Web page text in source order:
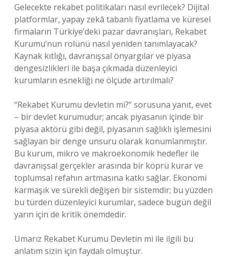
Gelecekte rekabet politikaları nasıl evrilecek? Dijital
platformlar, yapay zekâ tabanlı fiyatlama ve küresel
firmaların Türkiye’deki pazar davranışları, Rekabet
Kurumu’nun rolünü nasıl yeniden tanımlayacak?
Kaynak kıtlığı, davranışsal önyargılar ve piyasa
dengesizlikleri ile başa çıkmada düzenleyici
kurumların esnekliği ne ölçüde artırılmalı?
“Rekabet Kurumu devletin mi?” sorusuna yanıt, evet
– bir devlet kurumudur; ancak piyasanın içinde bir
piyasa aktörü gibi değil, piyasanın sağlıklı işlemesini
sağlayan bir denge unsuru olarak konumlanmıştır.
Bu kurum, mikro ve makroekonomik hedefler ile
davranışsal gerçekler arasında bir köprü kurar ve
toplumsal refahın artmasına katkı sağlar. Ekonomi
karmaşık ve sürekli değişen bir sistemdir; bu yüzden
bu türden düzenleyici kurumlar, sadece bugün değil
yarın için de kritik önemdedir.
Umarız Rekabet Kurumu Devletin mi ile ilgili bu
anlatım sizin için faydalı olmuştur.